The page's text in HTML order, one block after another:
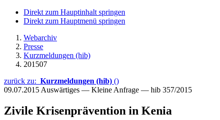
Direkt zum Hauptinhalt springen
Direkt zum Hauptmenü springen
Webarchiv
Presse
Kurzmeldungen (hib)
201507
zurück zu: Kurzmeldungen (hib) ()
09.07.2015 Auswärtiges — Kleine Anfrage — hib 357/2015
Zivile Krisenprävention in Kenia